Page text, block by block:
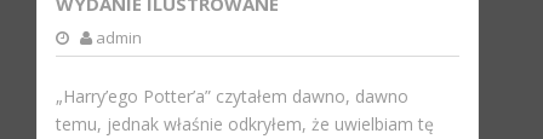
admin
„Harry’ego Potter’a” czytałem dawno, dawno
temu, jednak właśnie odkryłem, że uwielbiam tę